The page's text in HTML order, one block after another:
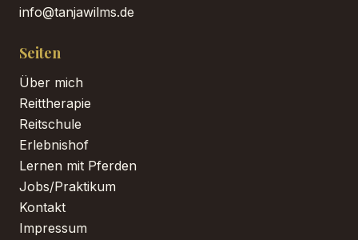
info@tanjawilms.de
Seiten
Über mich
Reittherapie
Reitschule
Erlebnishof
Lernen mit Pferden
Jobs/Praktikum
Kontakt
Impressum